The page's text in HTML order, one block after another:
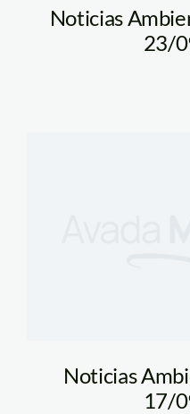
Noticias
23/
Noticias
17/